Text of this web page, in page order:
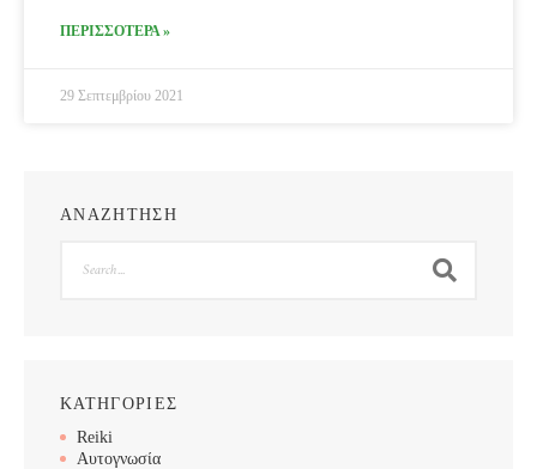
ΠΕΡΙΣΣΟΤΕΡΑ »
29 Σεπτεμβρίου 2021
ΑΝΑΖΗΤΗΣΗ
ΚΑΤΗΓΟΡΙΕΣ
Reiki
Αυτογνωσία